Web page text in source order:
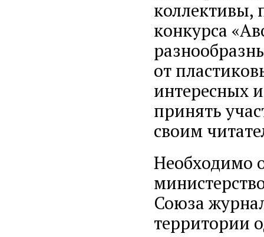
коллективы,
конкурса
от
интересных
принять
своим
Необходимо
Союза
территории